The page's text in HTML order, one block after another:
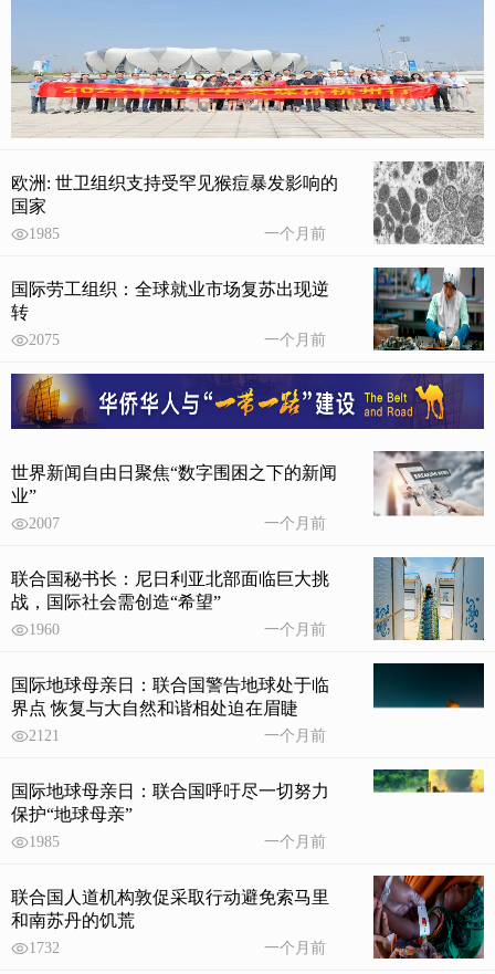
欧洲: 世卫组织支持受罕见猴痘暴发影响的
国家
1985 一个月前
国际劳工组织：全球就业市场复苏出现逆
转
2075 一个月前
世界新闻自由日聚焦“数字围困之下的新闻
业”
2007 一个月前
联合国秘书长：尼日利亚北部面临巨大挑
战，国际社会需创造“希望”
1960 一个月前
国际地球母亲日：联合国警告地球处于临
界点 恢复与大自然和谐相处迫在眉睫
2121 一个月前
国际地球母亲日：联合国呼吁尽一切努力
保护“地球母亲”
1985 一个月前
联合国人道机构敦促采取行动避免索马里
和南苏丹的饥荒
1732 一个月前